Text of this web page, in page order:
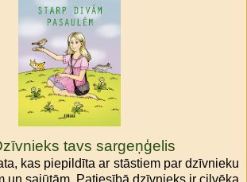
tavs sargeņģelis
kas piepildīta ar stāstiem par dzīvnieku
un sajūtām. Patiesībā dzīvnieks ir cilvēka